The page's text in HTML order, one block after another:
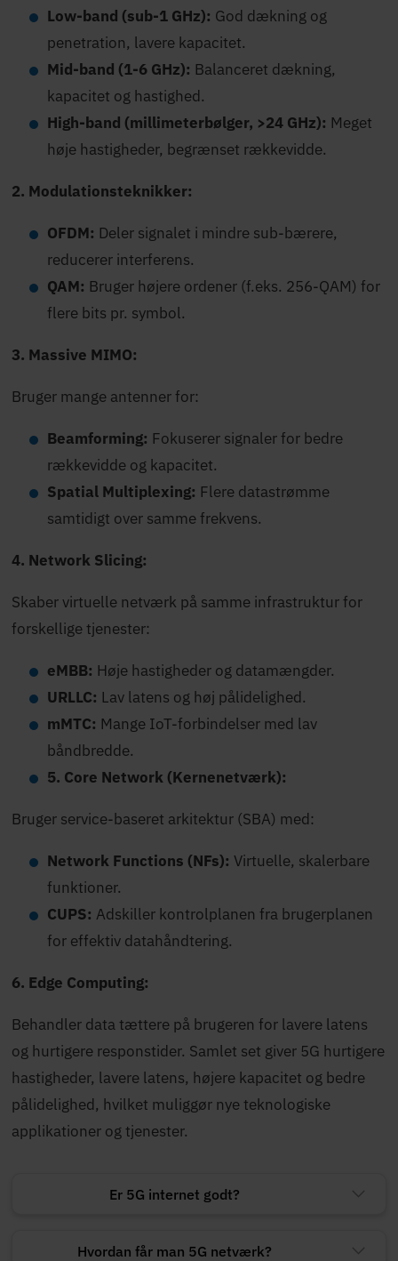
Low-band (sub-1 GHz): God dækning og
penetration, lavere kapacitet.
Mid-band (1-6 GHz): Balanceret dækning,
kapacitet og hastighed.
High-band (millimeterbølger, >24 GHz): Meget
høje hastigheder, begrænset rækkevidde.
2. Modulationsteknikker:
OFDM: Deler signalet i mindre sub-bærere,
reducerer interferens.
QAM: Bruger højere ordener (f.eks. 256-QAM) for
flere bits pr. symbol.
3. Massive MIMO:
Bruger mange antenner for:
Beamforming: Fokuserer signaler for bedre
rækkevidde og kapacitet.
Spatial Multiplexing: Flere datastrømme
samtidigt over samme frekvens.
4. Network Slicing:
Skaber virtuelle netværk på samme infrastruktur for
forskellige tjenester:
eMBB: Høje hastigheder og datamængder.
URLLC: Lav latens og høj pålidelighed.
mMTC: Mange IoT-forbindelser med lav
båndbredde.
5. Core Network (Kernenetværk):
Bruger service-baseret arkitektur (SBA) med:
Network Functions (NFs):Virtuelle, skalerbare
funktioner.
CUPS: Adskiller kontrolplanen fra brugerplanen
for effektiv datahåndtering.
6. Edge Computing:
Behandler data tættere på brugeren for lavere latens
og hurtigere responstider. Samlet set giver 5G hurtigere
hastigheder, lavere latens, højere kapacitet og bedre
pålidelighed, hvilket muliggør nye teknologiske
applikationer og tjenester.
Er 5G internet godt?
Hvordan får man 5G netværk?